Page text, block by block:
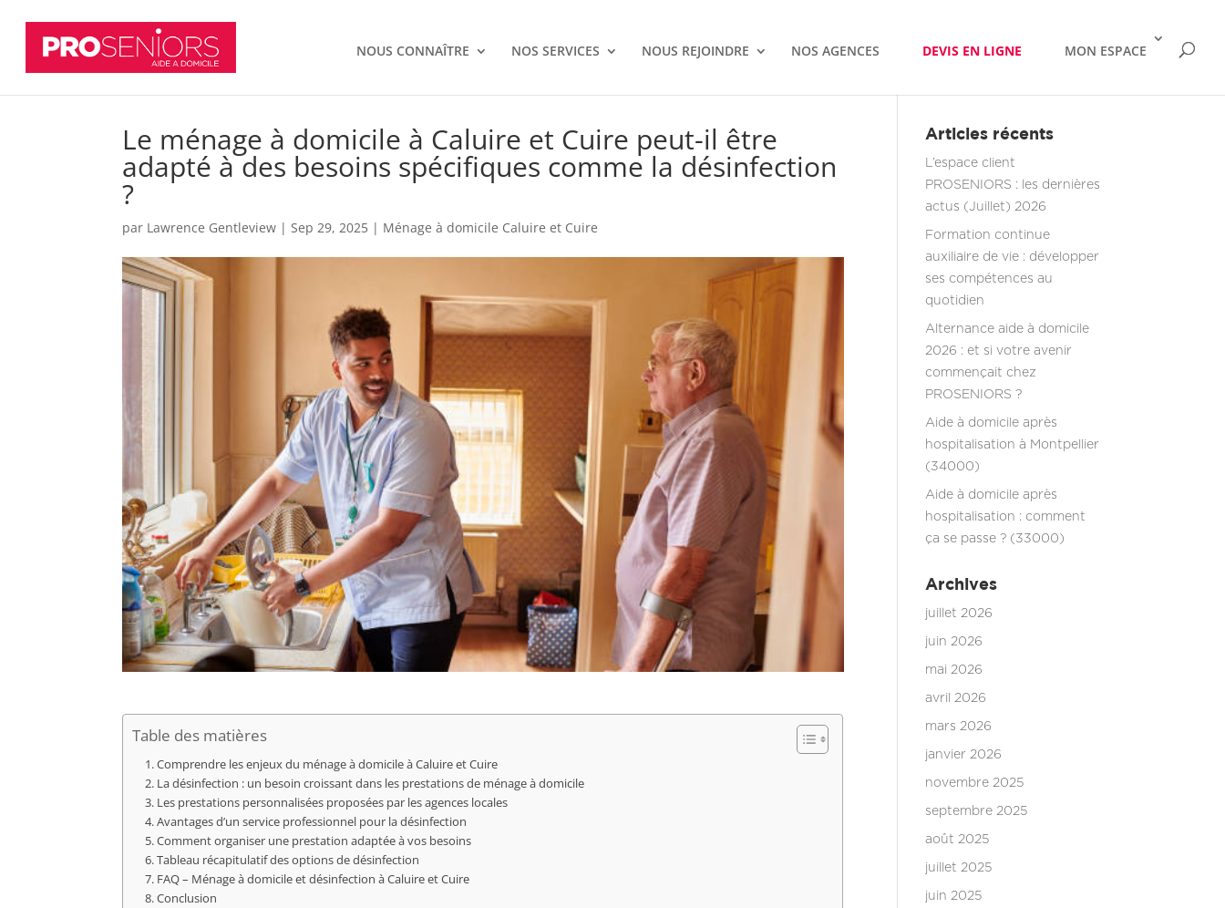
NOUS CONNAÎTRE NOS SERVICES NOUS REJOINDRE NOS AGENCES DEVIS EN LIGNE MON ESPACE
Le ménage à domicile à Caluire et Cuire peut-il être
adapté à des besoins spécifiques comme la désinfection
?
par Lawrence Gentleview |Sep 29, 2025 | Ménage à domicile Caluire et Cuire
Table des matières
Comprendre les enjeux du ménage à domicile à Caluire et Cuire
La désinfection : un besoin croissant dans les prestations de ménage à domicile
Les prestations personnalisées proposées par les agences locales
Avantages d’un service professionnel pour la désinfection
Comment organiser une prestation adaptée à vos besoins
Tableau récapitulatif des options de désinfection
FAQ – Ménage à domicile et désinfection à Caluire et Cuire
Conclusion
Articles récents
L’espace client
PROSENIORS : les dernières
actus (Juillet) 2026
Formation continue
auxiliaire de vie : développer
ses compétences au
quotidien
Alternance aide à domicile
2026 : et si votre avenir
commençait chez
PROSENIORS ?
Aide à domicile après
hospitalisation à Montpellier
(34000)
Aide à domicile après
hospitalisation : comment
ça se passe ? (33000)
Archives
juillet 2026
juin 2026
mai 2026
avril 2026
mars 2026
janvier 2026
novembre 2025
septembre 2025
août 2025
juillet 2025
juin 2025